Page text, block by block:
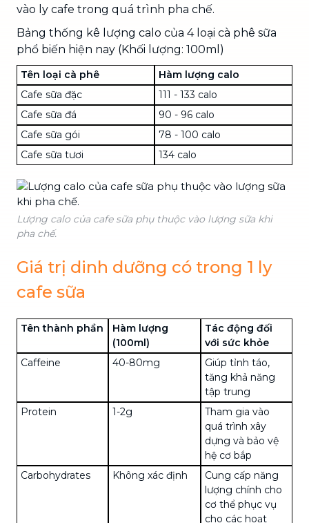
vào ly cafe trong quá trình pha chế.
Bảng thống kê lượng calo của 4 loại cà phê sữa
phổ biến hiện nay (Khối lượng: 100ml)
Tên loại cà phê
Hàm lượng calo
Cafe sữa đặc
111 - 133 calo
Cafe sữa đá
90 - 96 calo
Cafe sữa gói
78 - 100 calo
Cafe sữa tươi
134 calo
Lượng calo của cafe sữa phụ thuộc vào lượng sữa khi
pha chế.
Giá trị dinh dưỡng có trong 1 ly
cafe sữa
Tên thành phần
Hàm lượng
(100ml)
Tác động đối
với sức khỏe
Caffeine
40-80mg
Giúp tỉnh táo,
tăng khả năng
tập trung
Protein
1-2g
Tham gia vào
quá trình xây
dựng và bảo vệ
hệ cơ bắp
Carbohydrates
Không xác định
Cung cấp năng
lượng chính cho
cơ thể phục vụ
cho các hoạt